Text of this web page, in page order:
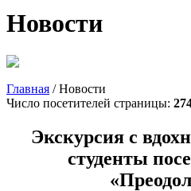
Новости
Главная /Новости
Число посетителей страницы:
Экскурсия с
студенты